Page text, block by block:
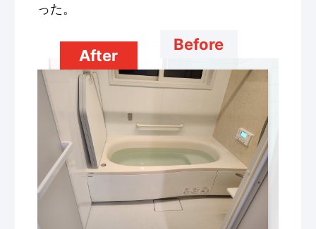
った。
Before
After